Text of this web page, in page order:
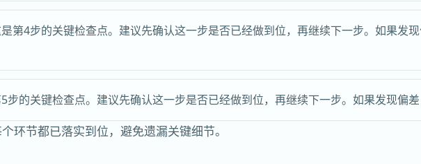
第4步的关键检查点。建议先确认这一步是否已经做到位，再继续下一步。如果发
的关键检查点。建议先确认这一步是否已经做到位，再继续下一步。如果发现偏差
环节都已落实到位，避免遗漏关键细节。